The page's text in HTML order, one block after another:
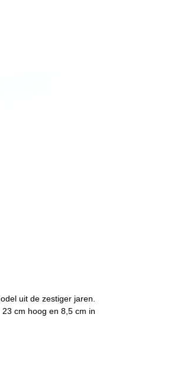
uit de zestiger jaren.
cm hoog en 8,5 cm in